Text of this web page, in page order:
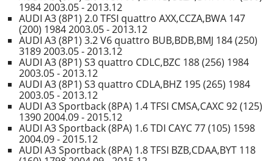
1984 2003.05 - 2013.12
AUDI A3 (8P1) 2.0 TFSI quattro AXX,CCZA,BWA 147
(200) 1984 2003.05 - 2013.12
AUDI A3 (8P1) 3.2 V6 quattro BUB,BDB,BMJ 184 (250)
3189 2003.05 - 2013.12
AUDI A3 (8P1) S3 quattro CDLC,BZC 188 (256) 1984
2003.05 - 2013.12
AUDI A3 (8P1) S3 quattro CDLA,BHZ 195 (265) 1984
2003.05 - 2013.12
AUDI A3 Sportback (8PA) 1.4 TFSI CMSA,CAXC 92 (125)
1390 2004.09 - 2015.12
AUDI A3 Sportback (8PA) 1.6 TDI CAYC 77 (105) 1598
2004.09 - 2015.12
AUDI A3 Sportback (8PA) 1.8 TFSI BZB,CDAA,BYT 118